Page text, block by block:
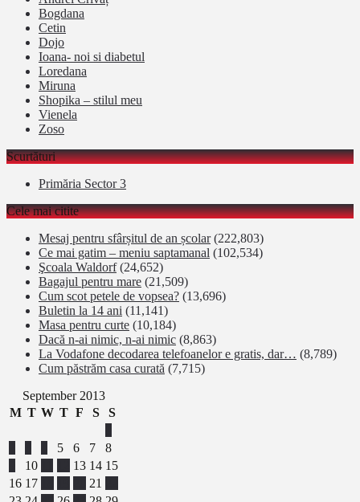
Bogdana
Cetin
Dojo
Ioana- noi si diabetul
Loredana
Miruna
Shopika – stilul meu
Vienela
Zoso
Scurtături
Primăria Sector 3
Cele mai citite
Mesaj pentru sfârșitul de an școlar (222,803)
Ce mai gatim – meniu saptamanal (102,534)
Şcoala Waldorf (24,652)
Bagajul pentru mare (21,509)
Cum scot petele de vopsea? (13,696)
Buletin la 14 ani (11,141)
Masa pentru curte (10,184)
Dacă n-ai nimic, n-ai nimic (8,863)
La Vodafone decodarea telefoanelor e gratis, dar… (8,789)
Cum păstrăm casa curată (7,715)
September 2013
M T W T F S
S
5 6 7
8
10 13 14 15
16 17 21